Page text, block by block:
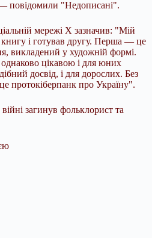
повідомили "Недописані".
мережі Х зазначив: "Мій
і готував другу. Перша — це
викладений у художній формі.
цікавою і для юних
досвід, і для дорослих. Без
протокіберпанк про Україну".
загинув фольклорист та